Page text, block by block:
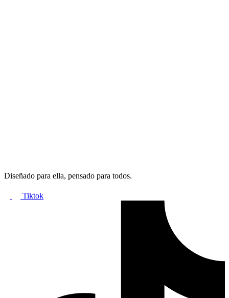
Diseñado para ella, pensado para todos.
Tiktok